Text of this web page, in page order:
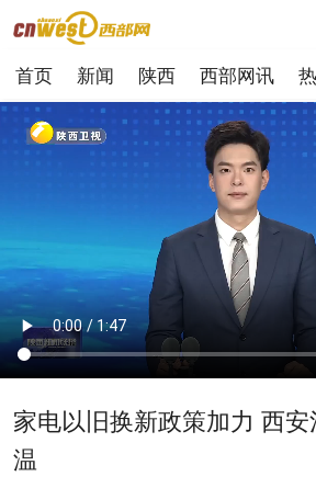
首页 新闻 陕西 西部网讯
家电以旧换新政策加力 西
温